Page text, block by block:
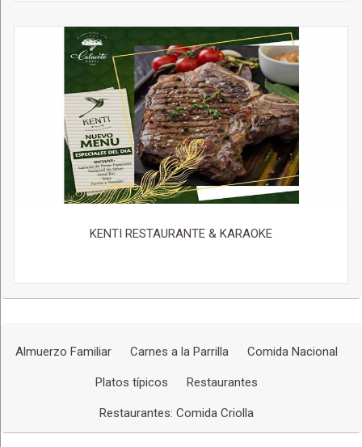
KENTI RESTAURANTE & KARAOKE
Almuerzo Familiar Carnes a la Parrilla Comida Nacional
Platos típicos Restaurantes
Restaurantes: Comida Criolla